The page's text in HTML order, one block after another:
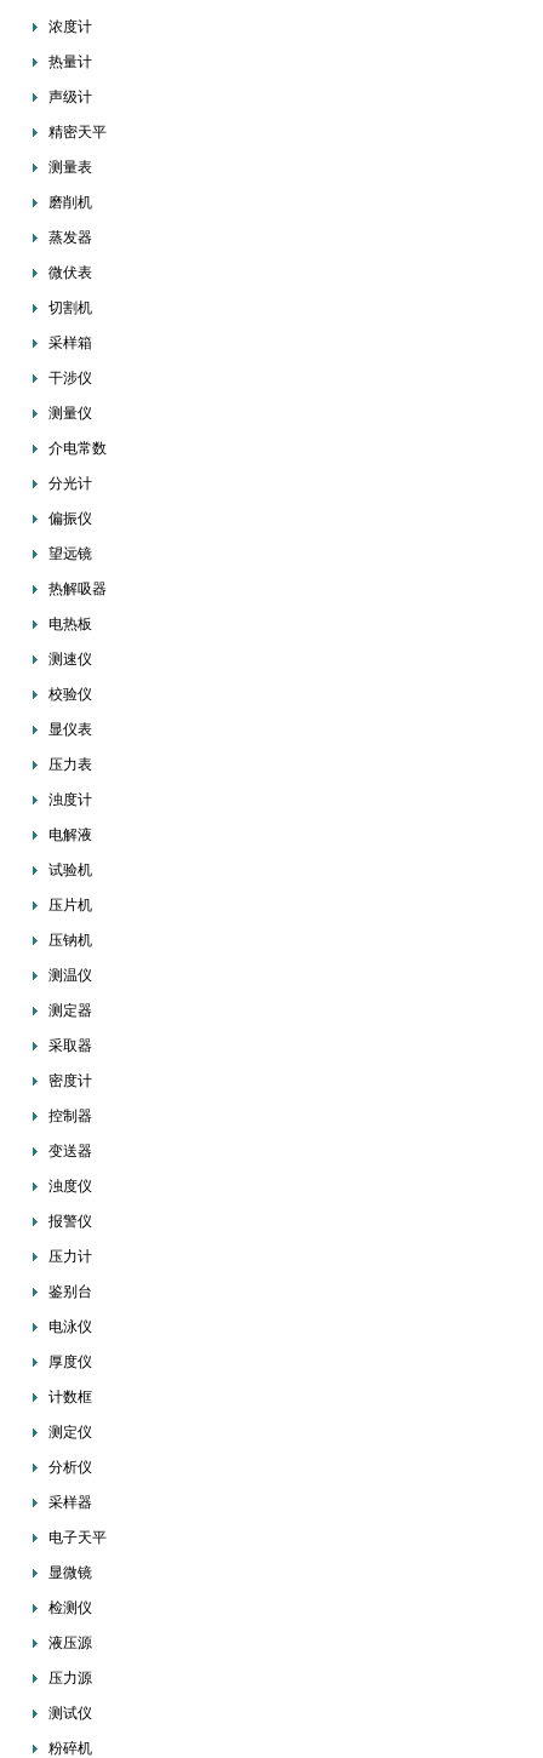
浓度计
热量计
声级计
精密天平
测量表
磨削机
蒸发器
微伏表
切割机
采样箱
干涉仪
测量仪
介电常数
分光计
偏振仪
望远镜
热解吸器
电热板
测速仪
校验仪
显仪表
压力表
浊度计
电解液
试验机
压片机
压钠机
测温仪
测定器
采取器
密度计
控制器
变送器
浊度仪
报警仪
压力计
鉴别台
电泳仪
厚度仪
计数框
测定仪
分析仪
采样器
电子天平
显微镜
检测仪
液压源
压力源
测试仪
粉碎机